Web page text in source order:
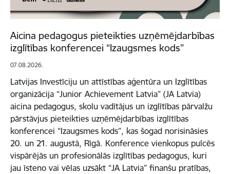
Aicina pedagogus pieteikties uzņēmējdarbības
izglītības konferencei “Izaugsmes kods”
07.08.2026.
Latvijas Investīciju un attīstības aģentūra un Izglītības
organizācija “Junior Achievement Latvia” (JA Latvia)
aicina pedagogus, skolu vadītājus un izglītības pārvalžu
pārstāvjus pieteikties uzņēmējdarbības izglītības
konferencei “Izaugsmes kods”, kas šogad norisināsies
20. un 21. augustā, Rīgā. Konference vienkopus pulcēs
vispārējās un profesionālās izglītības pedagogus, kuri
jau īsteno vai vēlas uzsākt “JA Latvia” finanšu pratības,